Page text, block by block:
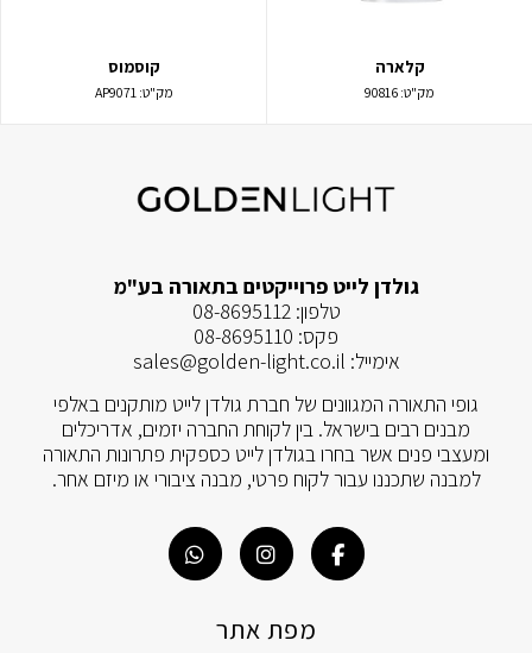
קלארה
מק"ט: 90816
קוסמוס
מק"ט:AP9071
גולדן לייט פרוייקטים בתאורה בע"מ
טלפון:08-8695112
פקס: 08-8695110
אימייל: sales@golden-light.co.il
גופי התאורה המגוונים של חברת גולדן לייט מותקנים באלפי
מבנים רבים בישראל. בין לקוחת החברה יזמים, אדריכלים
ומעצבי פנים אשר בחרו בגולדן לייט כספקית פתרונות התאורה
למבנה שתכננו עבור לקוח פרטי, מבנה ציבורי או מיזם אחר.
מפת אתר